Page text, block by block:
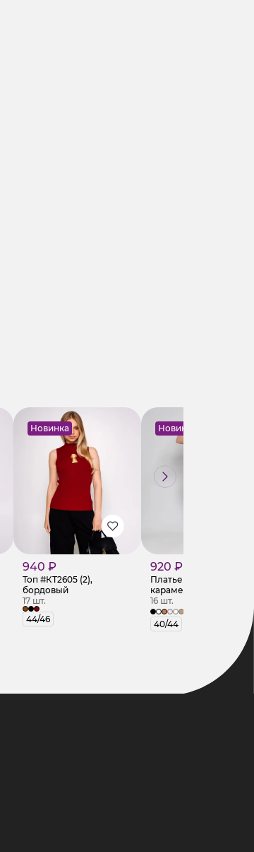
Новинка
940 ₽
Топ #КТ2605 (2),
бордовый
17 шт.
44/46
Новинка
920 ₽
Платье #КТ004 (1),
карамель
16 шт.
40/44